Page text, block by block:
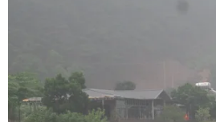
đã có 47 người chết, 181 người bị
ngày gần đây, và cảnh báo